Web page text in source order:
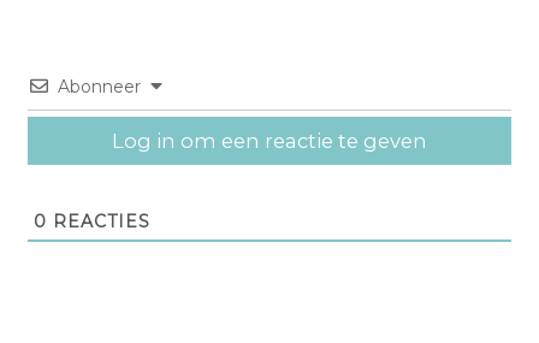
Abonneer
Log in om een reactie te geven
0 REACTIES